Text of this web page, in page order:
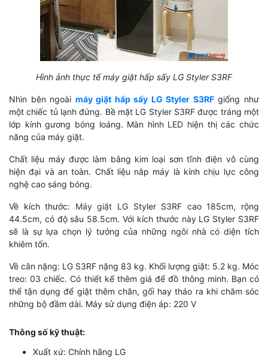
Hình ảnh thực tế máy giặt hấp sấy LG Styler S3RF
Nhìn bên ngoài máy giặt hấp sấy LG Styler S3RFgiống như
một chiếc tủ lạnh đứng. Bề mặt LG Styler S3RF được tráng một
lớp kính gương bóng loáng. Màn hình LED hiện thị các chức
năng của máy giặt.
Chất liệu máy được làm bằng kim loại sơn tĩnh điện vô cùng
hiện đại và an toàn. Chất liệu nắp máy là kính chịu lực công
nghệ cao sáng bóng.
Về kích thước: Máy giặt LG Styler S3RF cao 185cm, rộng
44.5cm, có độ sâu 58.5cm. Với kích thước này LG Styler S3RF
sẽ là sự lựa chọn lý tưởng của những ngôi nhà có diện tích
khiêm tốn.
Về cân nặng: LG S3RF nặng 83 kg. Khối lượng giặt: 5.2 kg. Móc
treo: 03 chiếc. Có thiết kế thêm giá để đồ thông minh. Bạn có
thể tận dụng để giặt thêm chăn, gối hay tháo ra khi chăm sóc
những bộ đầm dài. Máy sử dụng điện áp: 220 V
Thông số kỹ thuật:
Xuất xứ: Chính hãng LG